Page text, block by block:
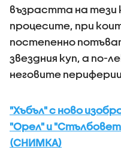
възрастта на тези
процесите, при
постепенно
звездния куп, а по-
неговите
"Хъбъл" с ново
"Орел" и
(СНИМКА)